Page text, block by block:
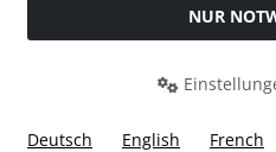
Widerrufsformular
NUR
Deutsch English French